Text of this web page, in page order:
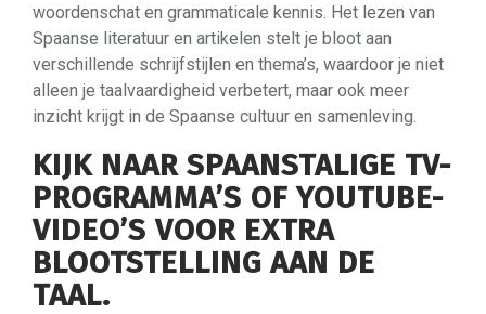
woordenschat en grammaticale kennis. Het lezen van
Spaanse literatuur en artikelen stelt je bloot aan
verschillende schrijfstijlen en thema’s, waardoor je niet
alleen je taalvaardigheid verbetert, maar ook meer
inzicht krijgt in de Spaanse cultuur en samenleving.
KIJK NAAR SPAANSTALIGE TV-
PROGRAMMA’S OF YOUTUBE-
VIDEO’S VOOR EXTRA
BLOOTSTELLING AAN DE
TAAL.